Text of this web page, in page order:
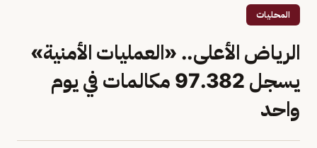
المحليات
الرياض الأعلى.. «العمليات الأمنية»
يسجل ⁩97.382 مكالمات في يوم
واحد